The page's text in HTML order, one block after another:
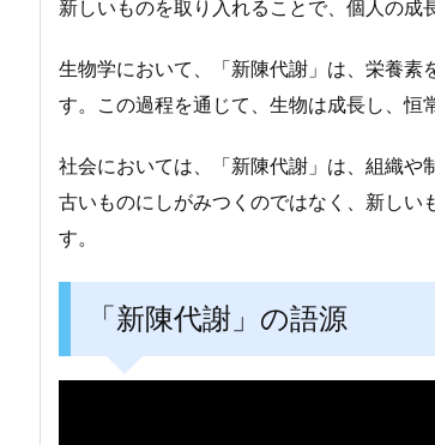
新しいものを取り入れることで、個人の成
生物学において、「新陳代謝」は、栄養素
す。この過程を通じて、生物は成長し、恒
社会においては、「新陳代謝」は、組織や
古いものにしがみつくのではなく、新しい
す。
「新陳代謝」の語源